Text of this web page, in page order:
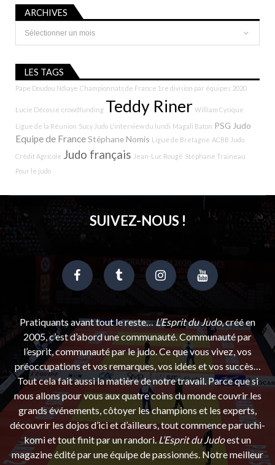
ARCHIVES
Archives
LES TAGS
Pape Doudou Ndiaye Championnats de France 1re division par équipes 2020
Lucie Décosse crowdfunding Teddy Riner William Cysique
Ligue de la Réunion Sucy Judo L'interview du lundi Magali Baton PSG Judo
Equipe de FranceStéphane Nomis Ligue de Bretagne ACBB Judo
Crédit Agricole Judo français Jean-Luc Rougé Stéphane Traineau
Pour le judo
SUIVEZ-NOUS !
Pratiquants avant tout le reste…L’Esprit du Judo, créé en
2005, c’est d’abord une communauté. Communauté par
l’esprit, communauté par le judo. Ce que vous vivez, vos
préoccupations et vos remarques, vos idées et vos succès…
Tout cela fait aussi la matière de notre travail. Parce que si
nous allons pour vous aux quatre coins du monde couvrir les
grands événements, côtoyer les champions et les experts,
découvrir les dojos d’ici et d’ailleurs, tout commence par uchi-
komi et tout finit par un randori.L’Esprit du Judoest un
magazine édité par une équipe de passionnés. Notre meilleur